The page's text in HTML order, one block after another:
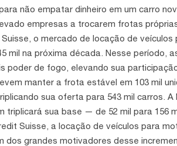
não empatar dinheiro em um carro
empresas a trocarem frotas
o mercado de locação de
mil na próxima década. Nesse período,
poder de fogo, elevando sua
manter a frota estável em 103 mil
sua oferta para 543 mil carros. A
triplicará sua base — de 52 mil para 156
Suisse, a locação de veículos para
dos grandes motivadores desse